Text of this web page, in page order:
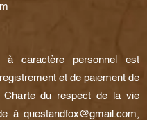
à caractère personnel est
et de paiement de
Charte du respect de la vie
à questandfox@gmail.com,